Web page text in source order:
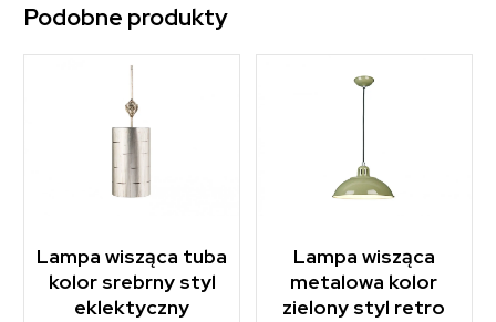
Podobne produkty
Lampa wisząca tuba
kolor srebrny styl
eklektyczny
Lampa wisząca
metalowa kolor
zielony styl retro